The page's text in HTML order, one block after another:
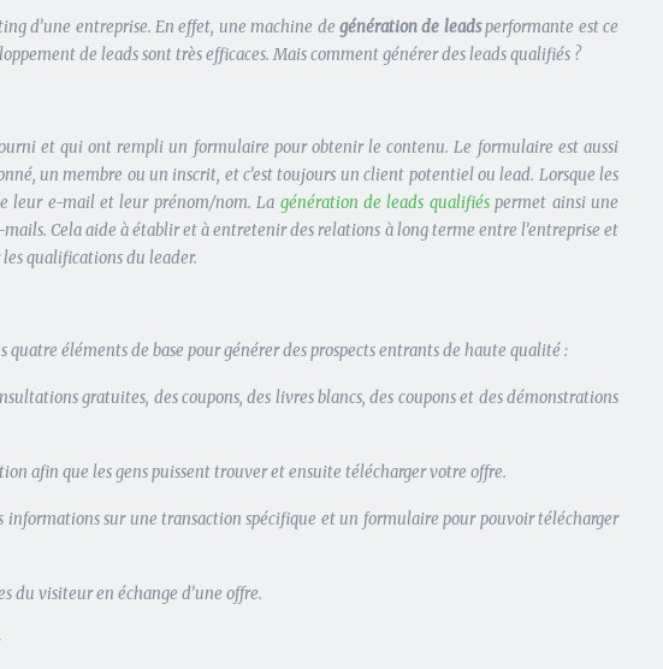
d’une entreprise. En effet, une machine de génération de leadsperformante est ce
de leads sont très efficaces. Mais comment générer des leads qualifiés ?
et qui ont rempli un formulaire pour obtenir le contenu. Le formulaire est aussi
un membre ou un inscrit, et c’est toujours un client potentiel ou lead. Lorsque les
leur e-mail et leur prénom/nom. La génération de leads qualifiéspermet ainsi une
Cela aide à établir et à entretenir des relations à long terme entre l’entreprise et
les qualifications du leader.
quatre éléments de base pour générer des prospects entrants de haute qualité :
gratuites, des coupons, des livres blancs, des coupons et des démonstrations
afin que les gens puissent trouver et ensuite télécharger votre offre.
sur une transaction spécifique et un formulaire pour pouvoir télécharger
du visiteur en échange d’une offre.